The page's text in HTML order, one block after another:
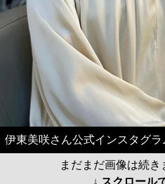
伊東美咲さん公式インスタグ
まだまだ画像は続き